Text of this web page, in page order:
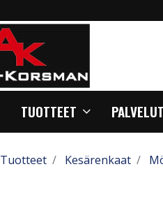
TUOTTEET PALVELUT
Tuotteet Kesärenkaat